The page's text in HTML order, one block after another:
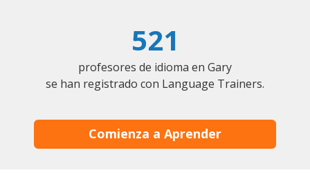
521
profesores de idioma en Gary
se han registrado con Language Trainers.
Comienza a Aprender